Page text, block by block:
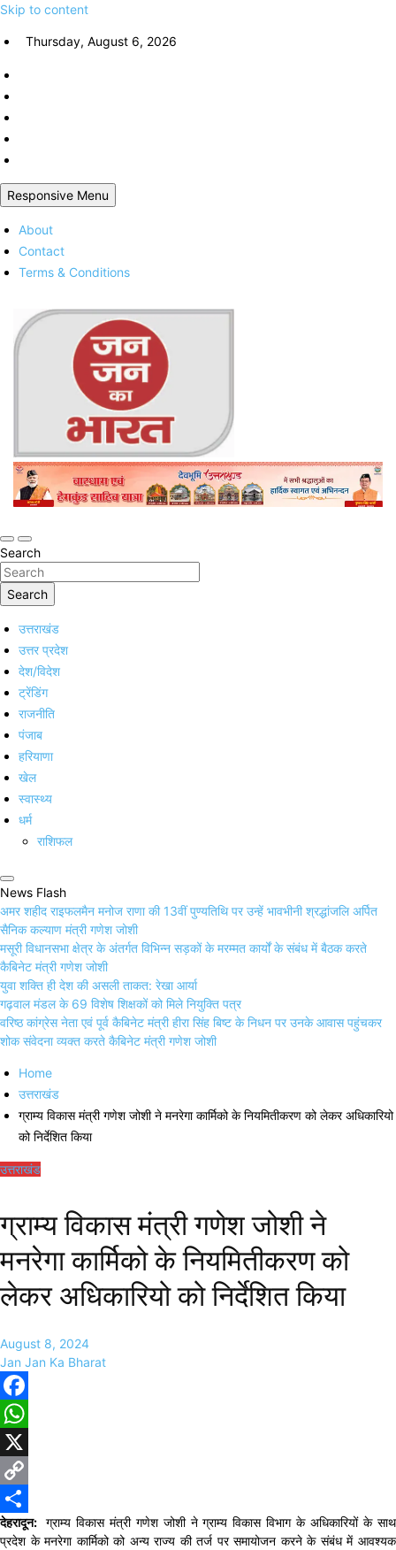
Skip to content
Thursday, August 6, 2026
Responsive Menu
About
Contact
Terms & Conditions
Jan Jan Ka Bharat
Online Trending Hindi News Website
Search
Search
उत्तराखंड
उत्तर प्रदेश
देश/विदेश
ट्रेंडिंग
राजनीति
पंजाब
हरियाणा
खेल
स्वास्थ्य
धर्म
राशिफल
News Flash
अमर शहीद राइफलमैन मनोज राणा की 13वीं पुण्यतिथि पर उन्हें भावभीनी श्रद्धांजलि अर्पित
सैनिक कल्याण मंत्री गणेश जोशी
मसूरी विधानसभा क्षेत्र के अंतर्गत विभिन्न सड़कों के मरम्मत कार्यों के संबंध में बैठक करते
कैबिनेट मंत्री गणेश जोशी
युवा शक्ति ही देश की असली ताकत: रेखा आर्या
गढ़वाल मंडल के 69 विशेष शिक्षकों को मिले नियुक्ति पत्र
वरिष्ठ कांग्रेस नेता एवं पूर्व कैबिनेट मंत्री हीरा सिंह बिष्ट के निधन पर उनके आवास पहुंचकर
शोक संवेदना व्यक्त करते कैबिनेट मंत्री गणेश जोशी
Home
उत्तराखंड
ग्राम्य विकास मंत्री गणेश जोशी ने मनरेगा कार्मिको के नियमितीकरण को लेकर अधिकारियो
को निर्देशित किया
उत्तराखंड
ग्राम्य विकास मंत्री गणेश जोशी ने
मनरेगा कार्मिको के नियमितीकरण को
लेकर अधिकारियो को निर्देशित किया
August 8, 2024
Jan Jan Ka Bharat
Facebook
WhatsApp
X
Copy
Link
Share
देहरादून: ग्राम्य विकास मंत्री गणेश जोशी ने ग्राम्य विकास विभाग के अधिकारियों के साथ
प्रदेश के मनरेगा कार्मिको को अन्य राज्य की तर्ज पर समायोजन करने के संबंध में आवश्यक